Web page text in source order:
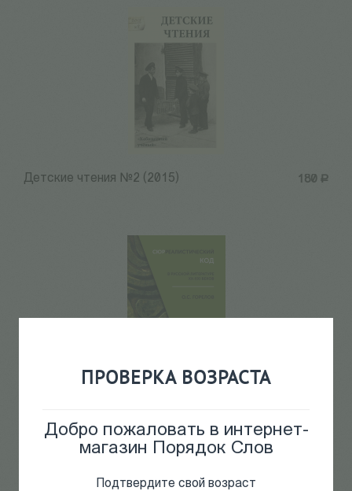
ПРОВЕРКА ВОЗРАСТА
Добро пожаловать в интернет-
магазин Порядок Слов
Подтвердите свой возраст
180 Р
Детские чтения №2 (2015)
русской литературе XX-XXI